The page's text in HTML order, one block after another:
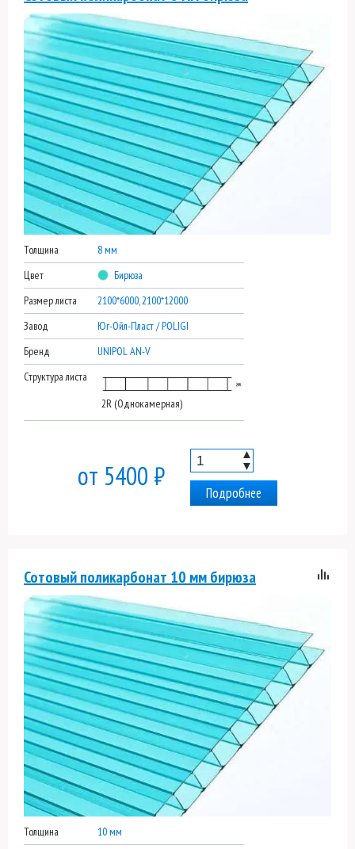
Толщина
8 мм
Цвет
Бирюза
Размер листа
2100*6000, 2100*12000
Завод
Юг-Ойл-Пласт / POLIGI
Бренд
UNIPOL AN-V
Структура листа
2R (Однокамерная)
от 5400 ₽
▲
▼
Подробнее
Сотовый поликарбонат 10 мм бирюза
Толщина
10 мм